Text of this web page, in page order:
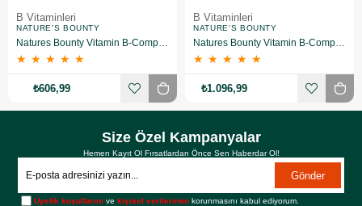
B Vitaminleri
NATURE'S BOUNTY
Natures Bounty Vitamin B-Complex Plus Takviye Edici Gıda 60 Tablet
★ ★ ★ ★ ★
₺606,99
B Vitaminleri
NATURE'S BOUNTY
Natures Bounty Vitamin B-Complex Plus Takviye Edici Gıda 60 Tablet 2 Adet
★ ★ ★ ★ ★
₺1.096,99
Size Özel Kampanyalar
Hemen Kayıt Ol Fırsatlardan Önce Sen Haberdar Ol!
Gönder
Üyelik koşullarını vekişisel verilerimin korunmasını kabul ediyorum.